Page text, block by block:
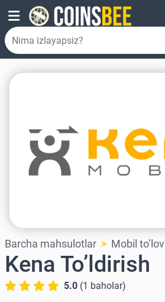
Barcha mahsulotlar Mobil to’lov
Kena To’ldirish
5.0 (1 baholar)